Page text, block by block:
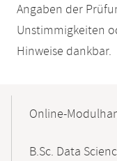
Angaben der
Unstimmigkeiten
Hinweise dankbar.
NavigationOnline-
B.Sc. Data